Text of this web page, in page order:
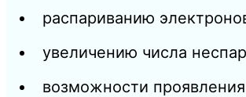
распариванию
увеличению числа
возможности